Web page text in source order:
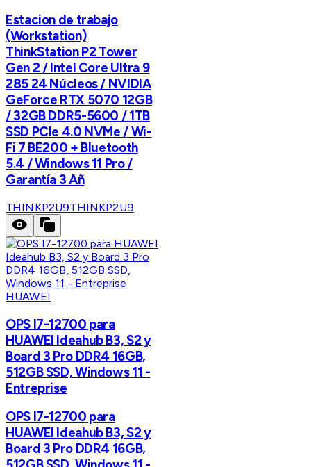
Estacion de trabajo
(Workstation)
ThinkStation P2 Tower
Gen 2 / Intel Core Ultra 9
285 24 Núcleos / NVIDIA
GeForce RTX 5070 12GB
/ 32GB DDR5-5600 / 1TB
SSD PCIe 4.0 NVMe / Wi-
Fi 7 BE200 + Bluetooth
5.4 / Windows 11 Pro /
Garantía 3 Añ
THINKP2U9THINKP2U9
HUAWEI
OPS I7-12700 para
HUAWEI Ideahub B3, S2 y
Board 3 Pro DDR4 16GB,
512GB SSD, Windows 11 -
Entreprise
OPS I7-12700 para
HUAWEI Ideahub B3, S2 y
Board 3 Pro DDR4 16GB,